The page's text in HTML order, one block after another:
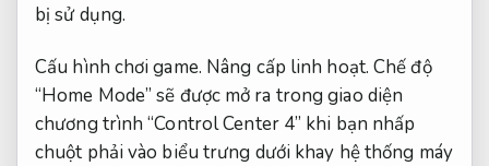
bị sử dụng.
Cấu hình chơi game. Nâng cấp linh hoạt. Chế độ
“Home Mode” sẽ được mở ra trong giao diện
chương trình “Control Center 4” khi bạn nhấp
chuột phải vào biểu trưng dưới khay hệ thống máy